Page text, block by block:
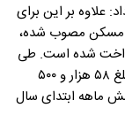
علاوه بر این برای
مسکن مصوب شده،
میلیارد تومان پرداخت شده است. طی
شش ماه اول امسال به ۷۶۱۲ شرکت دانش‌بنیان مبلغ ۵۸ هزار و ۵۰۰
ماهه ابتدای سال